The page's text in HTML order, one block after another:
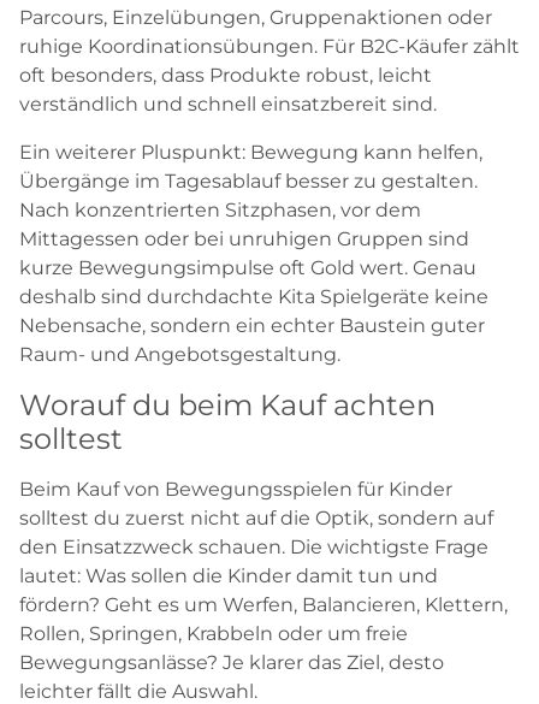
Parcours, Einzelübungen, Gruppenaktionen oder
ruhige Koordinationsübungen. Für B2C-Käufer zählt
oft besonders, dass Produkte robust, leicht
verständlich und schnell einsatzbereit sind.
Ein weiterer Pluspunkt: Bewegung kann helfen,
Übergänge im Tagesablauf besser zu gestalten.
Nach konzentrierten Sitzphasen, vor dem
Mittagessen oder bei unruhigen Gruppen sind
kurze Bewegungsimpulse oft Gold wert. Genau
deshalb sind durchdachte Kita Spielgeräte keine
Nebensache, sondern ein echter Baustein guter
Raum- und Angebotsgestaltung.
Worauf du beim Kauf achten
solltest
Beim Kauf von Bewegungsspielen für Kinder
solltest du zuerst nicht auf die Optik, sondern auf
den Einsatzzweck schauen. Die wichtigste Frage
lautet: Was sollen die Kinder damit tun und
fördern? Geht es um Werfen, Balancieren, Klettern,
Rollen, Springen, Krabbeln oder um freie
Bewegungsanlässe? Je klarer das Ziel, desto
leichter fällt die Auswahl.